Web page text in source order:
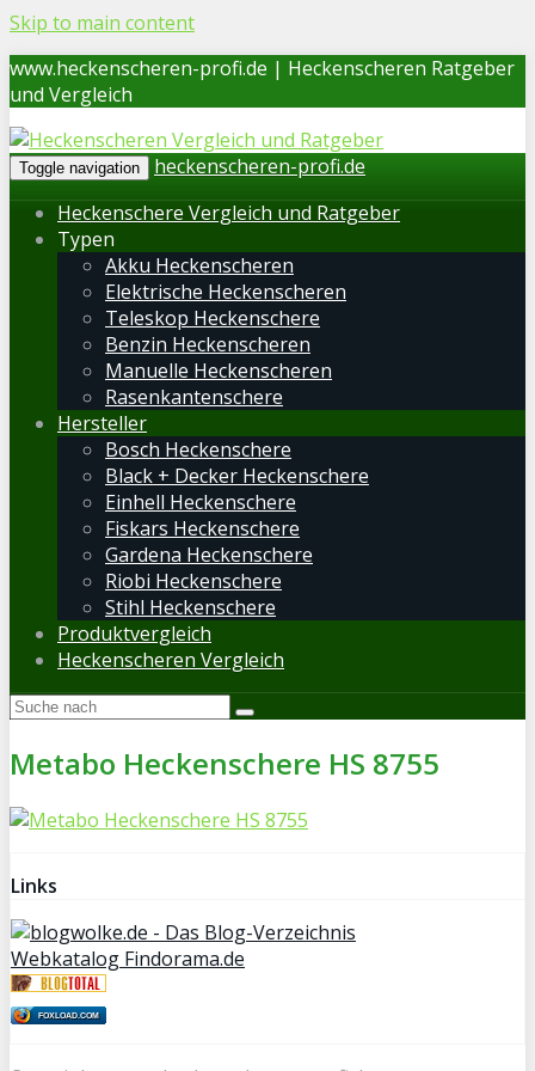
Skip to main content
www.heckenscheren-profi.de | Heckenscheren Ratgeber
und Vergleich
Toggle navigation
heckenscheren-profi.de
Heckenschere Vergleich und Ratgeber
Typen
Akku Heckenscheren
Elektrische Heckenscheren
Teleskop Heckenschere
Benzin Heckenscheren
Manuelle Heckenscheren
Rasenkantenschere
Hersteller
Bosch Heckenschere
Black + Decker Heckenschere
Einhell Heckenschere
Fiskars Heckenschere
Gardena Heckenschere
Riobi Heckenschere
Stihl Heckenschere
Produktvergleich
Heckenscheren Vergleich
Metabo Heckenschere HS 8755
Links
Webkatalog Findorama.de
FOXLOAD.COM